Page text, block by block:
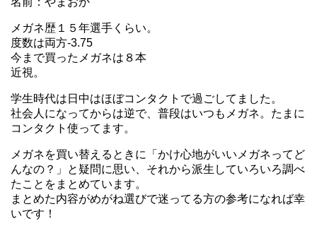
メガネ歴１５年選手くらい。
度数は両方-3.75
今まで買ったメガネは８本
近視。
学生時代は日中はほぼコンタクトで過ごしてました。
社会人になってからは逆で、普段はいつもメガネ。たまに
コンタクト使ってます。
メガネを買い替えるときに「かけ心地がいいメガネってど
んなの？」と疑問に思い、それから派生していろいろ調べ
たことをまとめています。
まとめた内容がめがね選びで迷ってる方の参考になれば幸
いです！